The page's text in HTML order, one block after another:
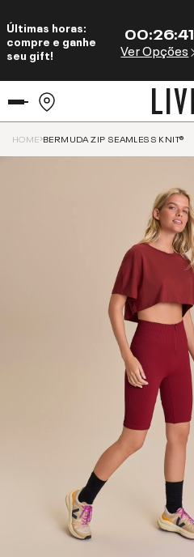
Últimas horas:
compre e ganhe
seu gift!
00:26:41
Ver Opções
HOME BERMUDA ZIP SEAMLESS KNIT®